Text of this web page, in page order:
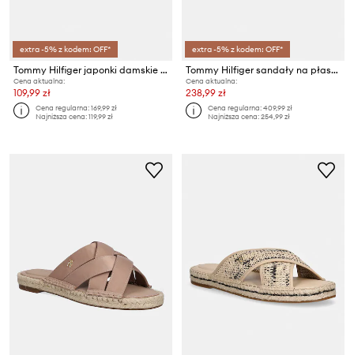
extra -5% z kodem: OFF*
Tommy Hilfiger japonki damskie TH ITHACA STRIPE SUMMER SANDAL
Cena aktualna:
109,99 zł
Cena regularna:169,99 zł
Najniższa cena:119,99 zł
extra -5% z kodem: OFF*
Tommy Hilfiger sandały na płaskim obcasie damskie skórzane LEATHER THONG SANDAL
Cena aktualna:
238,99 zł
Cena regularna:409,99 zł
Najniższa cena:254,99 zł